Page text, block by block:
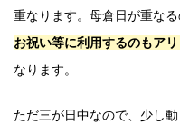
重なります。母倉日が重なる
お祝い等に利用するのもアリ
なります。
ただ三が日中なので、少し